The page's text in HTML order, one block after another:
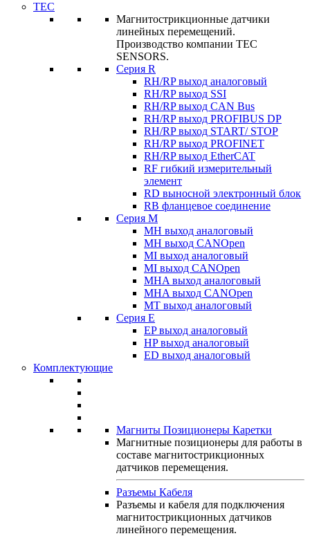
TEC
Магнитострикционные датчики
линейных перемещений.
Производство компании TEC
SENSORS.
Серия R
RH/RP выход аналоговый
RH/RP выход SSI
RH/RP выход CAN Bus
RH/RP выход PROFIBUS DP
RH/RP выход START/ STOP
RH/RP выход PROFINET
RH/RP выход EtherCAT
RF гибкий измерительный
элемент
RD выносной электронный блок
RB фланцевое соединение
Серия M
MH выход аналоговый
MH выход CANOpen
MI выход аналоговый
MI выход CANOpen
MHA выход аналоговый
MHA выход CANOpen
MT выход аналоговый
Серия E
EP выход аналоговый
HP выход аналоговый
ED выход аналоговый
Комплектующие
Магниты Позиционеры Каретки
Магнитные позиционеры для работы в
составе магнитострикционных
датчиков перемещения.
Разъемы Кабеля
Разъемы и кабеля для подключения
магнитострикционных датчиков
линейного перемещения.